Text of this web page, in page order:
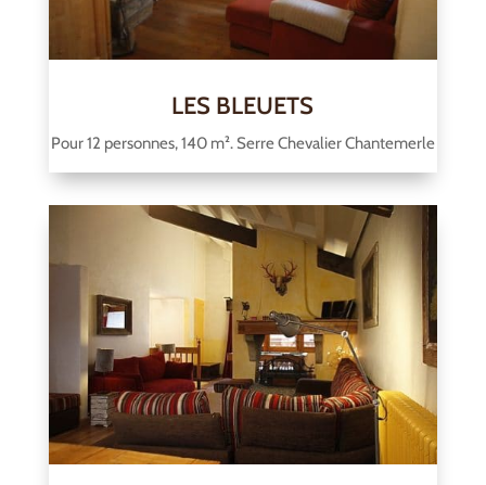
LES BLEUETS
Pour 12 personnes, 140 m². Serre Chevalier Chantemerle